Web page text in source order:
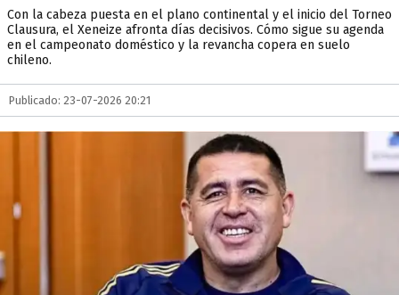
Con la cabeza puesta en el plano continental y el inicio del Torneo
Clausura, el Xeneize afronta días decisivos. Cómo sigue su agenda
en el campeonato doméstico y la revancha copera en suelo
chileno.
Publicado: 23-07-2026 20:21